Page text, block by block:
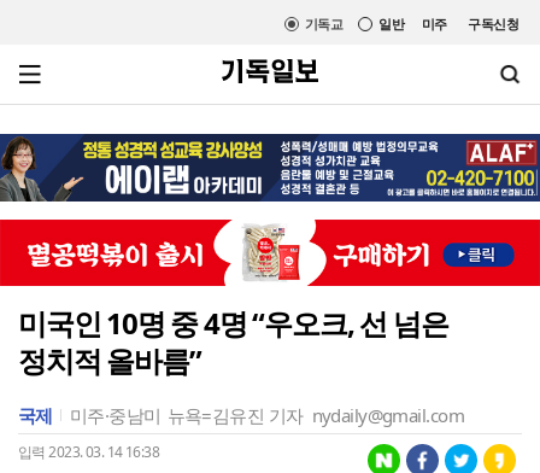
미주 구독신청
일반
기독교
미국인 10명 중 4명 “우오크, 선 넘은
정치적 올바름”
국제 미주·중남미 뉴욕=김유진 기자 nydaily@gmail.com
입력 2023. 03. 14 16:38